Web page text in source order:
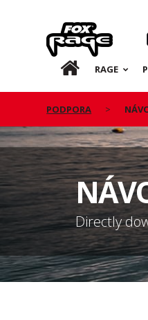
Rage
CZ RAGE
PODPORA
Directly